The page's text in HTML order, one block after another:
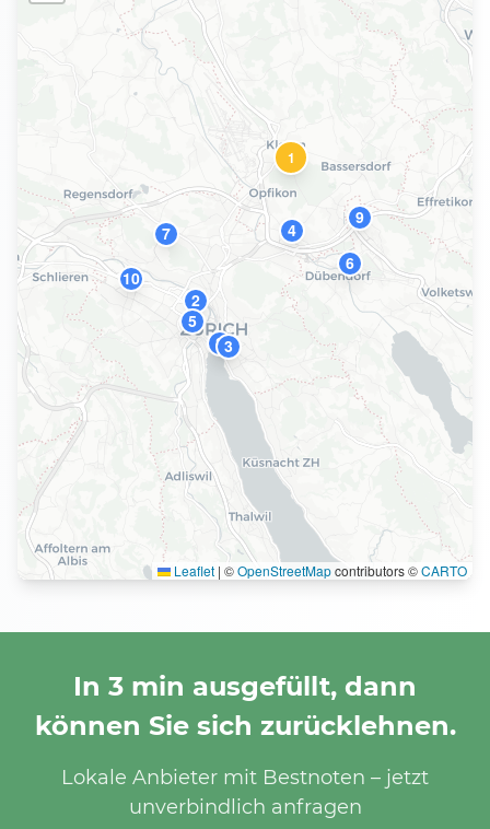
1
2
3
4
5
6
7
8
9
10
Leaflet | ©OpenStreetMapcontributors ©CARTO
In 3 min ausgefüllt, dann
können Sie sich zurücklehnen.
Lokale Anbieter mit Bestnoten – jetzt
unverbindlich anfragen